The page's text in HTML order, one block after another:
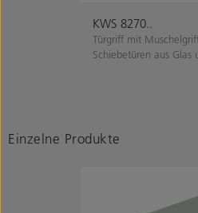
KWS 8270..
Türgriff mit
Schiebetüren aus Glas
Einzelne Produkte